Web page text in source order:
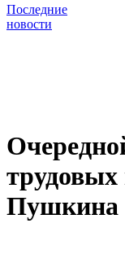
Последние
новости
Пушкина